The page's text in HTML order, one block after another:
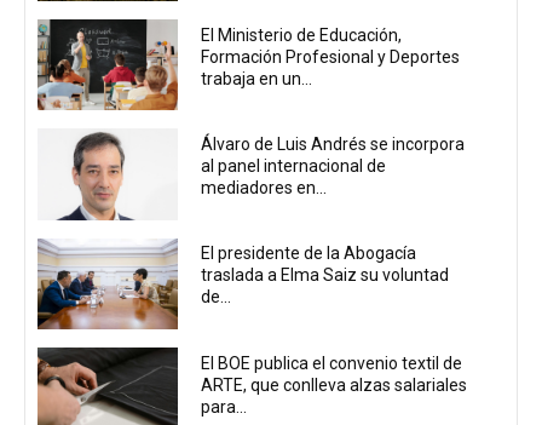
El Ministerio de Educación,
Formación Profesional y Deportes
trabaja en un...
Álvaro de Luis Andrés se incorpora
al panel internacional de
mediadores en...
El presidente de la Abogacía
traslada a Elma Saiz su voluntad
de...
El BOE publica el convenio textil de
ARTE, que conlleva alzas salariales
para...